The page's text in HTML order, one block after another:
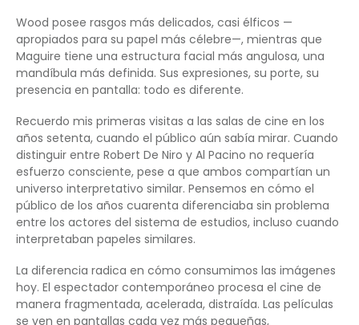
Wood posee rasgos más delicados, casi élficos —
apropiados para su papel más célebre—, mientras que
Maguire tiene una estructura facial más angulosa, una
mandíbula más definida. Sus expresiones, su porte, su
presencia en pantalla: todo es diferente.
Recuerdo mis primeras visitas a las salas de cine en los
años setenta, cuando el público aún sabía mirar. Cuando
distinguir entre Robert De Niro y Al Pacino no requería
esfuerzo consciente, pese a que ambos compartían un
universo interpretativo similar. Pensemos en cómo el
público de los años cuarenta diferenciaba sin problema
entre los actores del sistema de estudios, incluso cuando
interpretaban papeles similares.
La diferencia radica en cómo consumimos las imágenes
hoy. El espectador contemporáneo procesa el cine de
manera fragmentada, acelerada, distraída. Las películas
se ven en pantallas cada vez más pequeñas,